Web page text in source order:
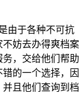
由于各种不可抗
妨去办得爽档案
，交给他们帮助
的一个选择，因
且他们查询到档